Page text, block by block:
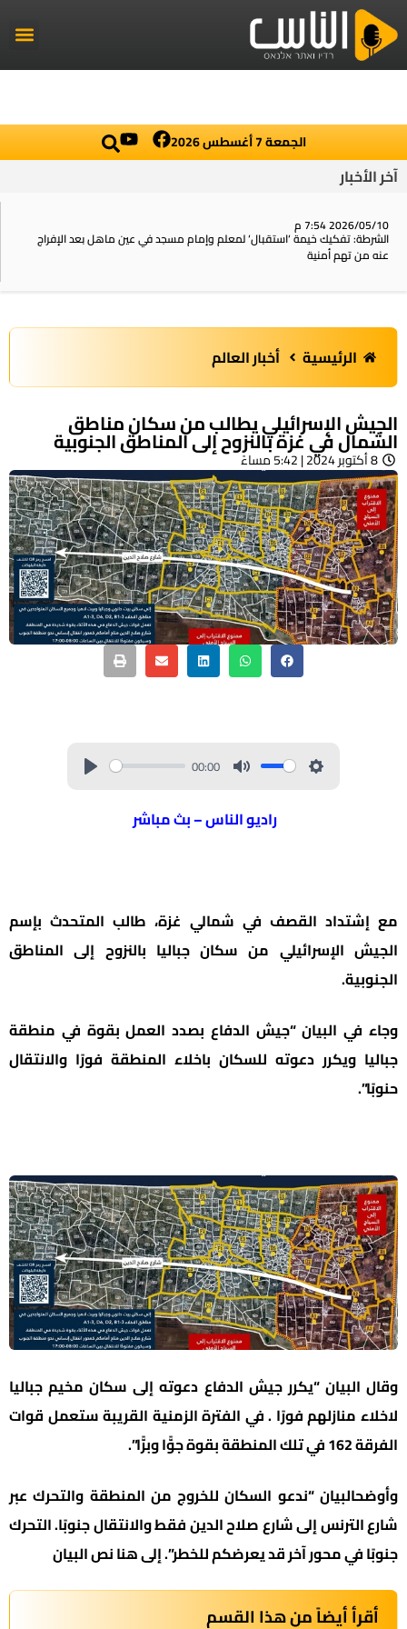
الجمعة 7 أغسطس 2026
آخر الأخبار
2026/05/10 7:54 م
الشرطة: تفكيك خيمة ‘استقبال‘ لمعلم وإمام مسجد في عين ماهل بعد الإفراج
عنه من تهم أمنية
الرئيسية أخبار العالم
الجيش الإسرائيلي يطالب من سكان مناطق
الشمال في غزة بالنزوح إلى المناطق الجنوبية
8 أكتوبر 2024 | 5:42 مساءً
00:00
راديو الناس – بث مباشر
مع إشتداد القصف في شمالي غزة، طالب المتحدث بإسم
الجيش الإسرائيلي من سكان جباليا بالنزوح إلى المناطق
الجنوبية.
وجاء في البيان “جيش الدفاع بصدد العمل بقوة في منطقة
جباليا ويكرر دعوته للسكان باخلاء المنطقة فورًا والانتقال
حنوبًا”.
وقال البيان “‏يكرر جيش الدفاع دعوته إلى سكان مخيم جباليا
لاخلاء منازلهم فورًا . في الفترة الزمنية القريبة ستعمل قوات
الفرقة 162 في تلك المنطقة بقوة جوًّا وبرًّا”.
وأوضحالبيان “‏ندعو السكان للخروج من المنطقة والتحرك عبر
شارع الترنس إلى شارع صلاح الدين فقط والانتقال جنوبًا. التحرك
جنوبًا في محور آخر قد يعرضكم للخطر”. إلى هنا نص البيان
أقرأ أيضاً من هذا القسم